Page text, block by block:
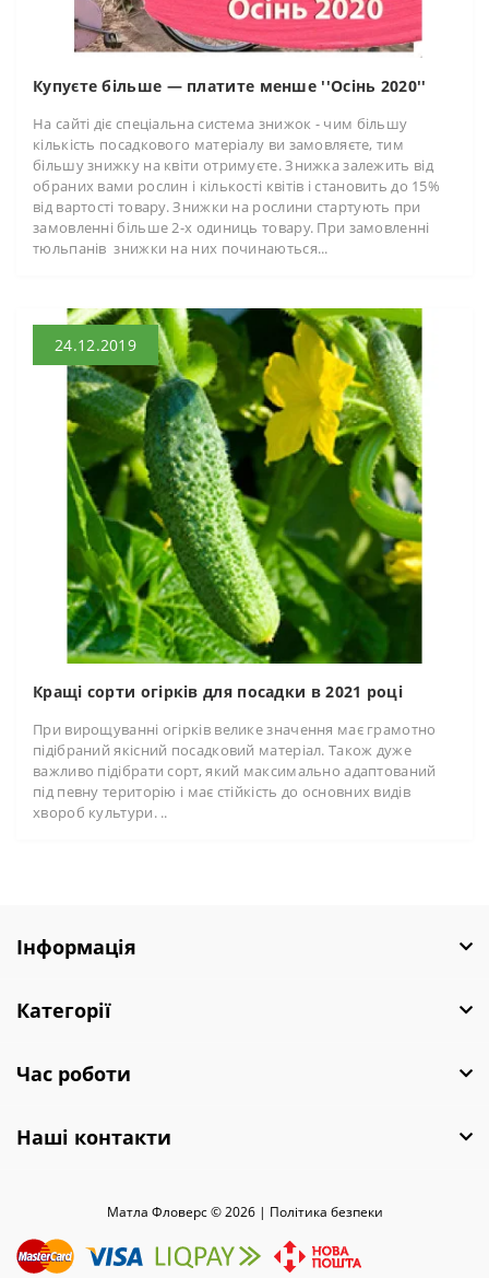
Купуєте більше — платите менше ''Осінь 2020''
На сайті діє спеціальна система знижок - чим більшу
кількість посадкового матеріалу ви замовляєте, тим
більшу знижку на квіти отримуєте. Знижка залежить від
обраних вами рослин і кількості квітів і становить до 15%
від вартості товару. Знижки на рослини стартують при
замовленні більше 2-х одиниць товару. При замовленні
тюльпанів знижки на них починаються...
24.12.2019
Кращі сорти огірків для посадки в 2021 році
При вирощуванні огірків велике значення має грамотно
підібраний якісний посадковий матеріал. Також дуже
важливо підібрати сорт, який максимально адаптований
під певну територію і має стійкість до основних видів
хвороб культури. ..
Інформація
Категорії
Час роботи
Наші контакти
Матла Фловерс © 2026 | Полiтика безпеки